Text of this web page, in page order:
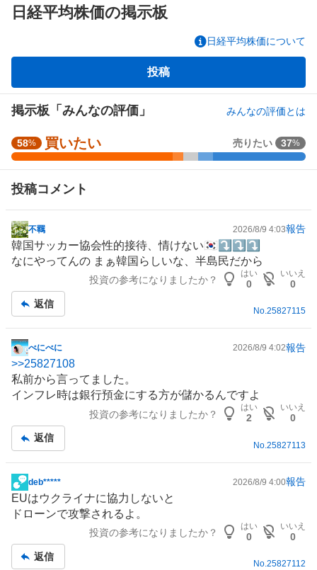
日経平均株価の掲示板
日経平均株価について
板
投稿
掲示板「みんなの評価」 みんなの評価とは
強
く
い
い
5
4
.
%
、
買
い
た
い
.
5
、
様
子
5
58% 買いたい 売りたい 37%
投稿コメント
掲
示
板
不羈 2026/8/9 4:03報告
韓国サッカー協会性的接待、情けない🇰🇷⤵︎⤵︎⤵︎
なにやってんの まぁ韓国 らしいな、半島民だから
投資の参考になりましたか？
はい
0
いいえ
0
返信
No.25827115
掲
示
板
記
べにべに 2026/8/9 4:02報告
>>25827108
私前から言ってました。
インフレ時は銀行預金にする方が儲かるんですよ
投資の参考になりましたか？
はい
2
いいえ
0
返信
No. 25827113
掲
示
板
deb***** 2026/8/9 4:00報告
EUはウクライナに協力しないと
ドローンで攻撃されるよ。
投資の参考になりましたか？
はい
0
いいえ
0
返信
No.25827112